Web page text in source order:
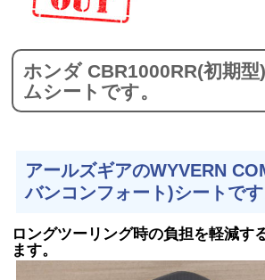
ホンダ CBR1000RR(初期型
ムシートです。
アールズギアのWYVERN
バンコンフォート)シートです
ロングツーリング時の負担を軽減す
ます。